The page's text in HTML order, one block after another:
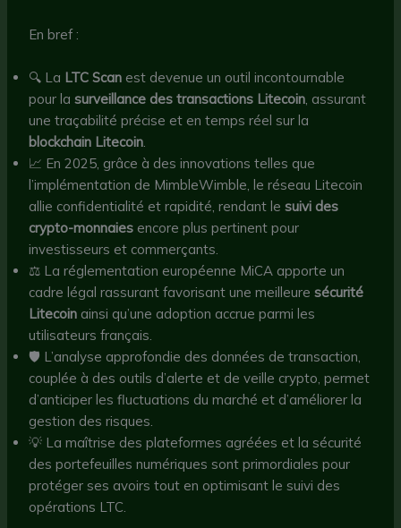
En bref :
🔍 La LTC Scan est devenue un outil incontournable
pour lasurveillance des transactions Litecoin, assurant
une traçabilité précise et en temps réel sur la
blockchain Litecoin.
📈 En 2025, grâce à des innovations telles que
l’implémentation de MimbleWimble, le réseau Litecoin
allie confidentialité et rapidité, rendant lesuivi des
crypto-monnaies encore plus pertinent pour
investisseurs et commerçants.
⚖️ La réglementation européenne MiCA apporte un
cadre légal rassurant favorisant une meilleuresécurité
Litecoin ainsi qu’une adoption accrue parmi les
utilisateurs français.
🛡️ L’analyse approfondie des données de transaction,
couplée à des outils d’alerte et de veille crypto, permet
d’anticiper les fluctuations du marché et d’améliorer la
gestion des risques.
💡 La maîtrise des plateformes agréées et la sécurité
des portefeuilles numériques sont primordiales pour
protéger ses avoirs tout en optimisant le suivi des
opérations LTC.